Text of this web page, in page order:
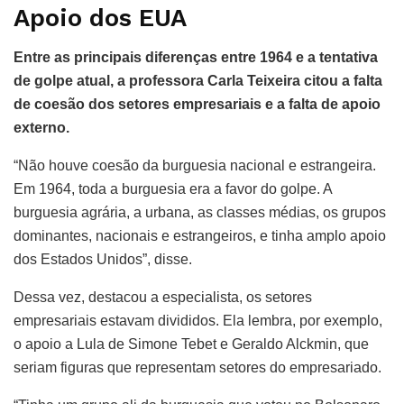
Apoio dos EUA
Entre as principais diferenças entre 1964 e a tentativa
de golpe atual, a professora Carla Teixeira citou a falta
de coesão dos setores empresariais e a falta de apoio
externo.
“Não houve coesão da burguesia nacional e estrangeira.
Em 1964, toda a burguesia era a favor do golpe. A
burguesia agrária, a urbana, as classes médias, os grupos
dominantes, nacionais e estrangeiros, e tinha amplo apoio
dos Estados Unidos”, disse.
Dessa vez, destacou a especialista, os setores
empresariais estavam divididos. Ela lembra, por exemplo,
o apoio a Lula de Simone Tebet e Geraldo Alckmin, que
seriam figuras que representam setores do empresariado.